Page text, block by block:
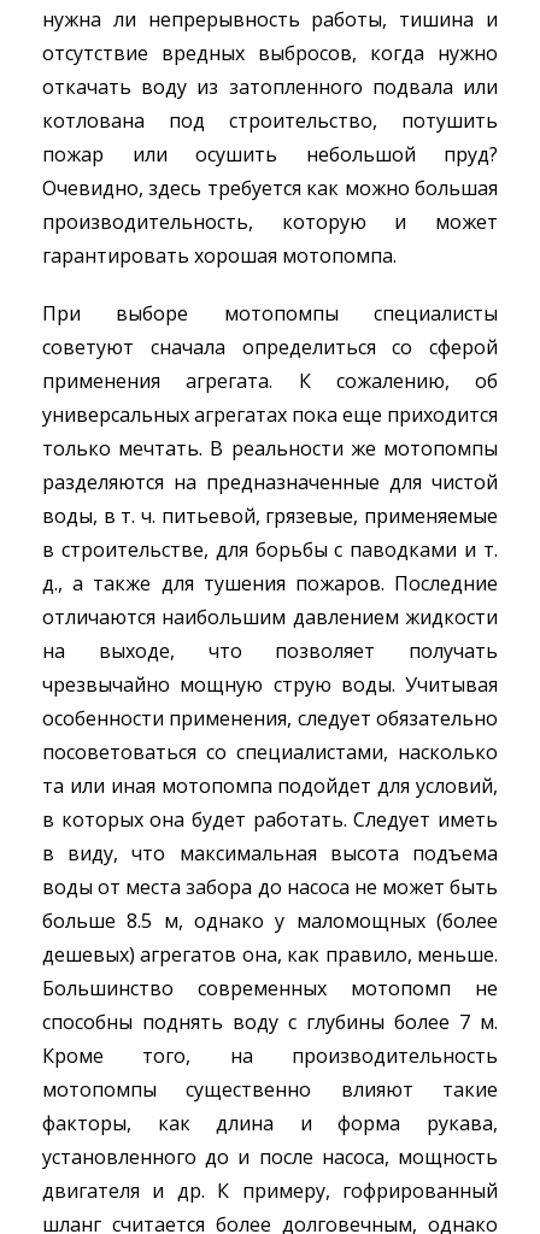
нужна ли непрерывность работы, тишина и
отсутствие вредных выбросов, когда нужно
откачать воду из затопленного подвала или
котлована под строительство, потушить
пожар или осушить небольшой пруд?
Очевидно, здесь требуется как можно большая
производительность, которую и может
гарантировать хорошая мотопомпа.
При выборе мотопомпы специалисты
советуют сначала определиться со сферой
применения агрегата. К сожалению, об
универсальных агрегатах пока еще приходится
только мечтать. В реальности же мотопомпы
разделяются на предназначенные для чистой
воды, в т. ч. питьевой, грязевые, применяемые
в строительстве, для борьбы с паводками и т.
д., а также для тушения пожаров. Последние
отличаются наибольшим давлением жидкости
на выходе, что позволяет получать
чрезвычайно мощную струю воды. Учитывая
особенности применения, следует обязательно
посоветоваться со специалистами, насколько
та или иная мотопомпа подойдет для условий,
в которых она будет работать. Следует иметь
в виду, что максимальная высота подъема
воды от места забора до насоса не может быть
больше 8.5 м, однако у маломощных (более
дешевых) агрегатов она, как правило, меньше.
Большинство современных мотопомп не
способны поднять воду с глубины более 7 м.
Кроме того, на производительность
мотопомпы существенно влияют такие
факторы, как длина и форма рукава,
установленного до и после насоса, мощность
двигателя и др. К примеру, гофрированный
шланг считается более долговечным, однако